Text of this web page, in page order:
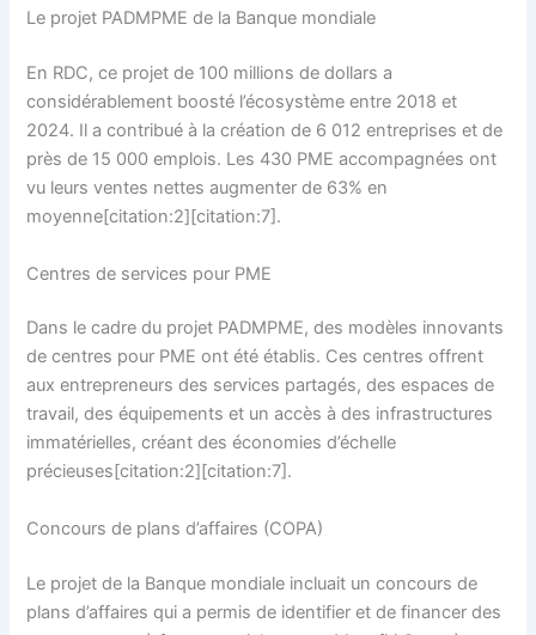
Le projet PADMPME de la Banque mondiale
En RDC, ce projet de 100 millions de dollars a
considérablement boosté l’écosystème entre 2018 et
2024. Il a contribué à la création de 6 012 entreprises et de
près de 15 000 emplois. Les 430 PME accompagnées ont
vu leurs ventes nettes augmenter de 63% en
moyenne[citation:2][citation:7].
Centres de services pour PME
Dans le cadre du projet PADMPME, des modèles innovants
de centres pour PME ont été établis. Ces centres offrent
aux entrepreneurs des services partagés, des espaces de
travail, des équipements et un accès à des infrastructures
immatérielles, créant des économies d’échelle
précieuses[citation:2][citation:7].
Concours de plans d’affaires (COPA)
Le projet de la Banque mondiale incluait un concours de
plans d’affaires qui a permis de identifier et de financer des